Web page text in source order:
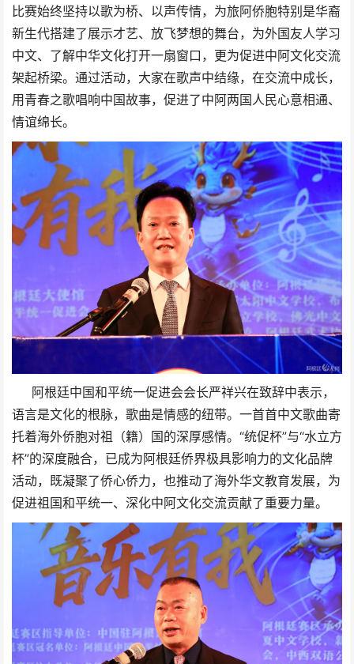
比赛始终坚持以歌为桥、以声传情，为旅阿侨胞特别是华裔
新生代搭建了展示才艺、放飞梦想的舞台，为外国友人学习
中文、了解中华文化打开一扇窗口，更为促进中阿文化交流
架起桥梁。通过活动，大家在歌声中结缘，在交流中成长，
用青春之歌唱响中国故事，促进了中阿两国人民心意相通、
情谊绵长。
阿根廷中国和平统一促进会会长严祥兴在致辞中表示，
语言是文化的根脉，歌曲是情感的纽带。一首首中文歌曲寄
托着海外侨胞对祖（籍）国的深厚感情。“统促杯”与“水立方
杯”的深度融合，已成为阿根廷侨界极具影响力的文化品牌
活动，既凝聚了侨心侨力，也推动了海外华文教育发展，为
促进祖国和平统一、深化中阿文化交流贡献了重要力量。